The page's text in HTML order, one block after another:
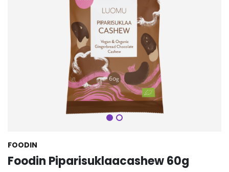
Seuraava
FOODIN
Foodin Piparisuklaacashew 60g